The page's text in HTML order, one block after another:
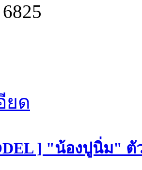
] "น้องปูนิ่ม"